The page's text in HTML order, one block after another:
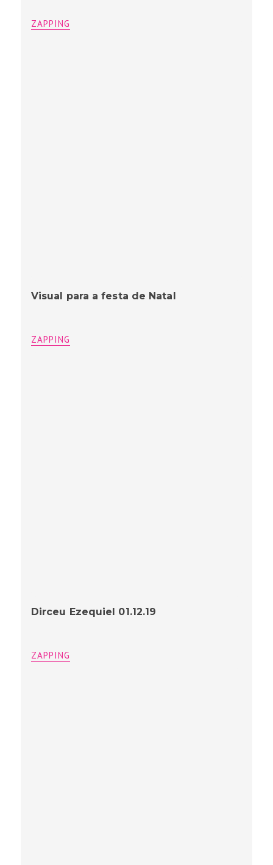
ZAPPING
Visual para a festa de Natal
ZAPPING
Dirceu Ezequiel 01.12.19
ZAPPING